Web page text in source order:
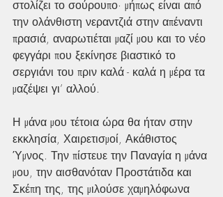
στολίζει το σούρουπο· μήπως είναι από
την ολάνθιστη νεραντζιά στην απέναντι
πρασιά, αναρωτιέται μαζί μου και το νέο
φεγγάρι που ξεκίνησε βιαστικό το
σεργιάνι του πριν καλά - καλά η μέρα τα
μαζέψει γι’ αλλού.
Η μάνα μου τέτοια ώρα θα ήταν στην
εκκλησία, Χαιρετισμοί, Ακάθιστος
Ύμνος. Την πίστευε την Παναγία η μάνα
μου, την αισθανόταν Προστάτιδα και
Σκέπη της, της μιλούσε χαμηλόφωνα